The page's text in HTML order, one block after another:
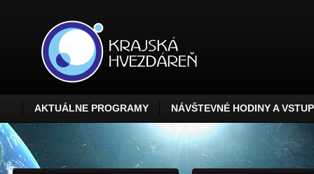
AKTUÁLNE PROGRAMY NÁVŠTEVNÉ HODINY A